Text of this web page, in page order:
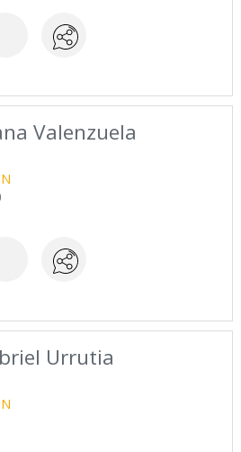
Valenzuela
Urrutia